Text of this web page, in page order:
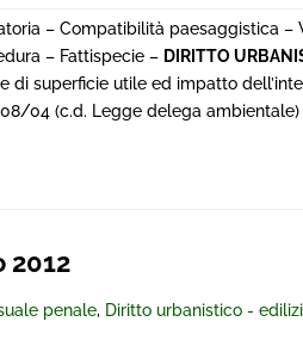
– Compatibilità paesaggistica –
– Fattispecie – DIRITTO
superficie utile ed impatto
04 (c.d. Legge delega ambientale)
2012
penale, Diritto urbanistico -